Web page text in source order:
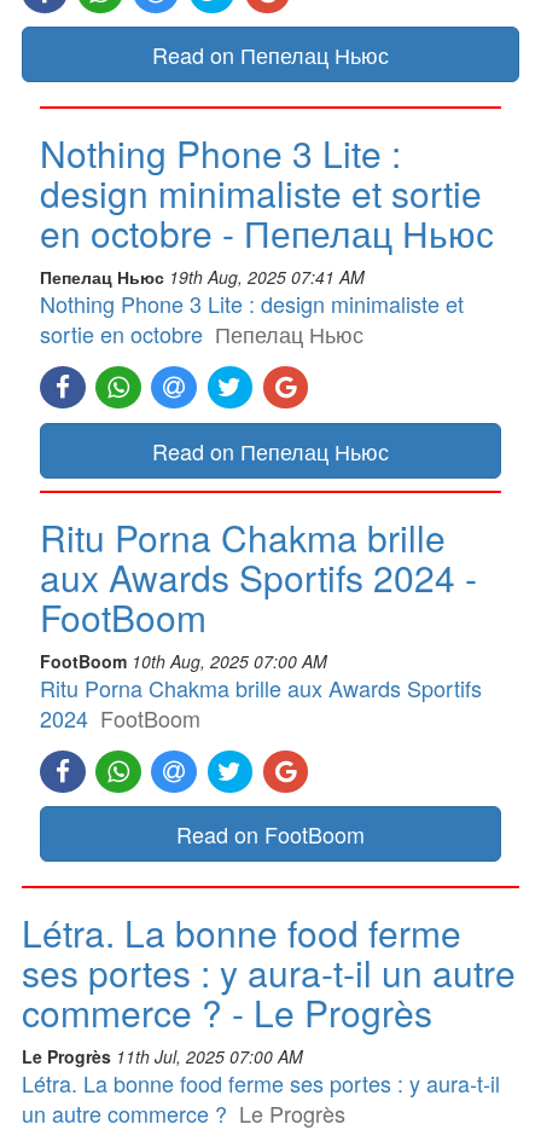
Read on Пепелац Ньюс
Nothing Phone 3 Lite :
design minimaliste et sortie
en octobre - Пепелац Ньюс
Пепелац Ньюс 19th Aug, 2025 07:41 AM
Nothing Phone 3 Lite : design minimaliste et
sortie en octobre Пепелац Ньюс
Read on Пепелац Ньюс
Ritu Porna Chakma brille
aux Awards Sportifs 2024 -
FootBoom
FootBoom 10th Aug, 2025 07:00 AM
Ritu Porna Chakma brille aux Awards Sportifs
2024 FootBoom
Read on FootBoom
Létra. La bonne food ferme
ses portes : y aura-t-il un autre
commerce ? - Le Progrès
Le Progrès 11th Jul, 2025 07:00 AM
Létra. La bonne food ferme ses portes : y aura-t-il
un autre commerce ? Le Progrès